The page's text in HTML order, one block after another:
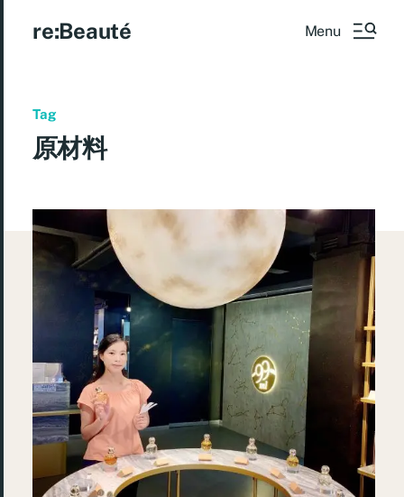
re:Beauté Menu
Tag
原材料